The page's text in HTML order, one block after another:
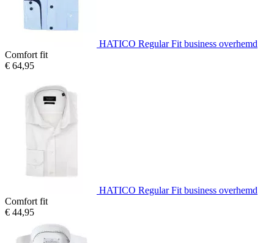
HATICO Regular Fit business overhemd
Comfort fit
€ 64,95
HATICO Regular Fit business overhemd
Comfort fit
€ 44,95